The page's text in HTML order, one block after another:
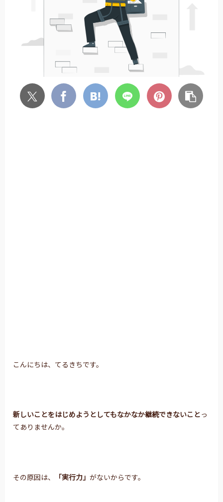
こんにちは、てるきちです。
新しいことをはじめようとしてもなかなか継続できないことっ
てありませんか。
その原因は、 「実行力」 がないからです。